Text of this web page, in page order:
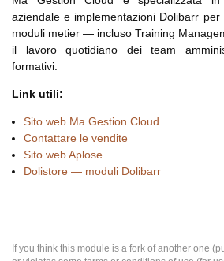
aziendale e implementazioni Dolibarr
moduli metier — incluso Training
il lavoro quotidiano dei team
formativi.
Link utili:
Sito web Ma Gestion Cloud
Contattare le vendite
Sito web Aplose
Dolistore — moduli Dolibarr
If you think this module is a fork of another one